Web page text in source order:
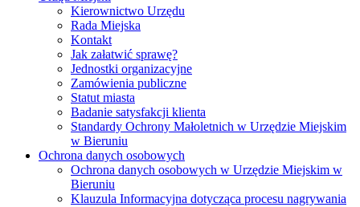
Kierownictwo Urzędu
Rada Miejska
Kontakt
Jak załatwić sprawę?
Jednostki organizacyjne
Zamówienia publiczne
Statut miasta
Badanie satysfakcji klienta
Standardy Ochrony Małoletnich w Urzędzie Miejskim
w Bieruniu
Ochrona danych osobowych
Ochrona danych osobowych w Urzędzie Miejskim w
Bieruniu
Klauzula Informacyjna dotycząca procesu nagrywania